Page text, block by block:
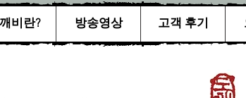
비란? 방송영상 고객 후기